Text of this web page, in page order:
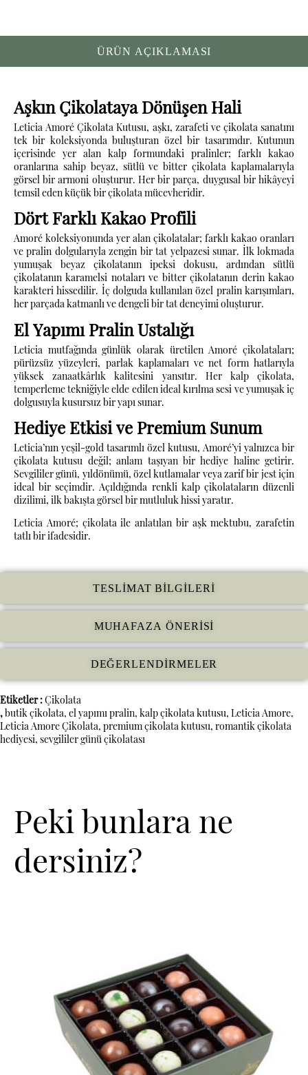
ÜRÜN AÇIKLAMASI
TESLIMAT BILGILERI
MUHAFAZA ÖNERISI
DEĞERLENDIRMELER
Aşkın Çikolataya Dönüşen Hali
Leticia Amoré Çikolata Kutusu, aşkı, zarafeti ve çikolata sanatını
tek bir koleksiyonda buluşturan özel bir tasarımdır. Kutunun
içerisinde yer alan kalp formundaki pralinler; farklı kakao
oranlarına sahip beyaz, sütlü ve bitter çikolata kaplamalarıyla
görsel bir armoni oluşturur. Her bir parça, duygusal bir hikâyeyi
temsil eden küçük bir çikolata mücevheridir.
Dört Farklı Kakao Profili
Amoré koleksiyonunda yer alan çikolatalar; farklı kakao oranları
ve pralin dolgularıyla zengin bir tat yelpazesi sunar. İlk lokmada
yumuşak beyaz çikolatanın ipeksi dokusu, ardından sütlü
çikolatanın karamelsi notaları ve bitter çikolatanın derin kakao
karakteri hissedilir. İç dolguda kullanılan özel pralin karışımları,
her parçada katmanlı ve dengeli bir tat deneyimi oluşturur.
El Yapımı Pralin Ustalığı
Leticia mutfağında günlük olarak üretilen Amoré çikolataları;
pürüzsüz yüzeyleri, parlak kaplamaları ve net form hatlarıyla
yüksek zanaatkârlık kalitesini yansıtır. Her kalp çikolata,
temperleme tekniğiyle elde edilen ideal kırılma sesi ve yumuşak iç
dolgusuyla kusursuz bir yapı sunar.
Hediye Etkisi ve Premium Sunum
Leticia’nın yeşil-gold tasarımlı özel kutusu, Amoré’yi yalnızca bir
çikolata kutusu değil; anlam taşıyan bir hediye haline getirir.
Sevgililer günü, yıldönümü, özel kutlamalar veya zarif bir jest için
ideal bir seçimdir. Açıldığında renkli kalp çikolataların düzenli
dizilimi, ilk bakışta görsel bir mutluluk hissi yaratır.
Leticia Amoré; çikolata ile anlatılan bir aşk mektubu, zarafetin
tatlı bir ifadesidir.
Etiketler :Çikolata
,butik çikolata, el yapımı pralin, kalp çikolata kutusu, Leticia Amore,
Leticia Amore Çikolata, premium çikolata kutusu, romantik çikolata
hediyesi, sevgililer günü çikolatası
Peki bunlara ne
dersiniz?